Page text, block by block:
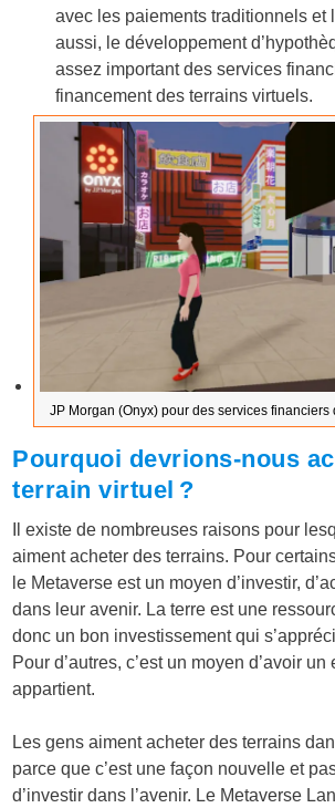
avec les paiements traditionnels et
aussi, le développement
assez important des services
financement des terrains virtuels.
JP Morgan (Onyx) pour des services financiers
Pourquoi devrions-nous
terrain virtuel ?
Il existe de nombreuses raisons pour
aiment acheter des terrains. Pour
le Metaverse est un moyen d’investir,
dans leur avenir. La terre est une
donc un bon investissement qui
Pour d’autres, c’est un moyen d’avoir
appartient.
Les gens aiment acheter des terrains
parce que c’est une façon nouvelle et
d’investir dans l’avenir. Le Metaverse